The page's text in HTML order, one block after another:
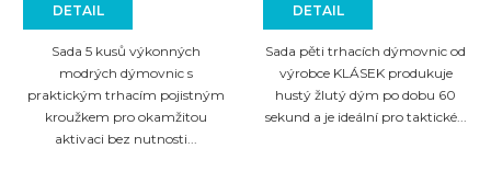
DETAIL
Sada 5 kusů výkonných
modrých dýmovnic s
praktickým trhacím pojistným
kroužkem pro okamžitou
aktivaci bez nutnosti...
DETAIL
Sada pěti trhacích dýmovnic od
výrobce KLÁSEK produkuje
hustý žlutý dým po dobu 60
sekund a je ideální pro taktické...